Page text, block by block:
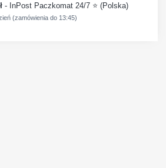
- InPost Paczkomat 24/7 ⭐ (Polska)
(zamówienia do 13:45)